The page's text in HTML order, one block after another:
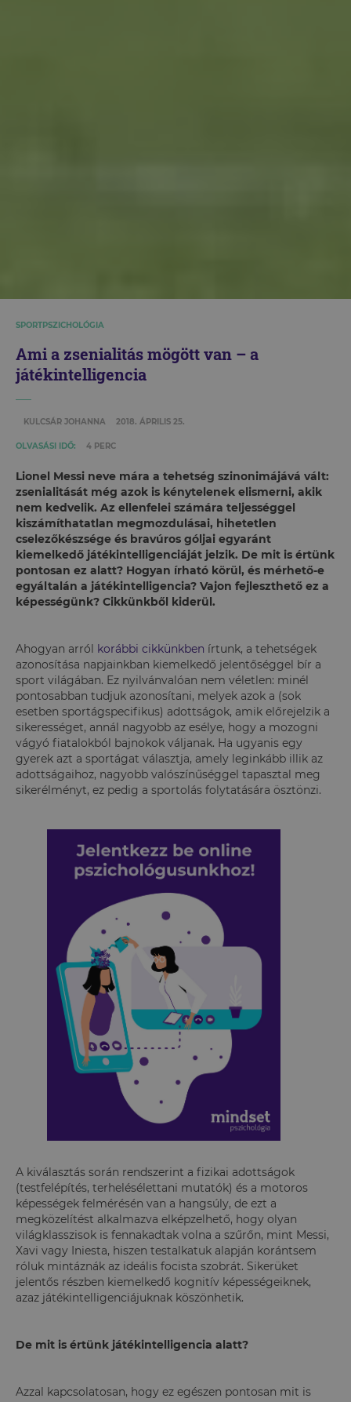
SPORTPSZICHOLÓGIA
Ami a zsenialitás mögött van – a
játékintelligencia
KULCSÁR JOHANNA 2018. ÁPRILIS 25.
OLVASÁSI IDŐ: 4 PERC
Lionel Messi neve mára a tehetség szinonimájává vált:
zsenialitását még azok is kénytelenek elismerni, akik
nem kedvelik. Az ellenfelei számára teljességgel
kiszámíthatatlan megmozdulásai, hihetetlen
cselezőkészsége és bravúros góljai egyaránt
kiemelkedő játékintelligenciáját jelzik. De mit is értünk
pontosan ez alatt? Hogyan írható körül, és mérhető-e
egyáltalán a játékintelligencia? Vajon fejleszthető ez a
képességünk? Cikkünkből kiderül.
Ahogyan arról korábbi cikkünkben írtunk, a tehetségek
azonosítása napjainkban kiemelkedő jelentőséggel bír a
sport világában. Ez nyilvánvalóan nem véletlen: minél
pontosabban tudjuk azonosítani, melyek azok a (sok
esetben sportágspecifikus) adottságok, amik előrejelzik a
sikerességet, annál nagyobb az esélye, hogy a mozogni
vágyó fiatalokból bajnokok váljanak. Ha ugyanis egy
gyerek azt a sportágat választja, amely leginkább illik az
adottságaihoz, nagyobb valószínűséggel tapasztal meg
sikerélményt, ez pedig a sportolás folytatására ösztönzi.
A kiválasztás során rendszerint a fizikai adottságok
(testfelépítés, terhelésélettani mutatók) és a motoros
képességek felmérésén van a hangsúly, de ezt a
megközelítést alkalmazva elképzelhető, hogy olyan
világklasszisok is fennakadtak volna a szűrőn, mint Messi,
Xavi vagy Iniesta, hiszen testalkatuk alapján korántsem
róluk mintáznák az ideális focista szobrát. Sikerüket
jelentős részben kiemelkedő kognitív képességeiknek,
azaz játékintelligenciájuknak köszönhetik.
De mit is értünk játékintelligencia alatt?
Azzal kapcsolatosan, hogy ez egészen pontosan mit is